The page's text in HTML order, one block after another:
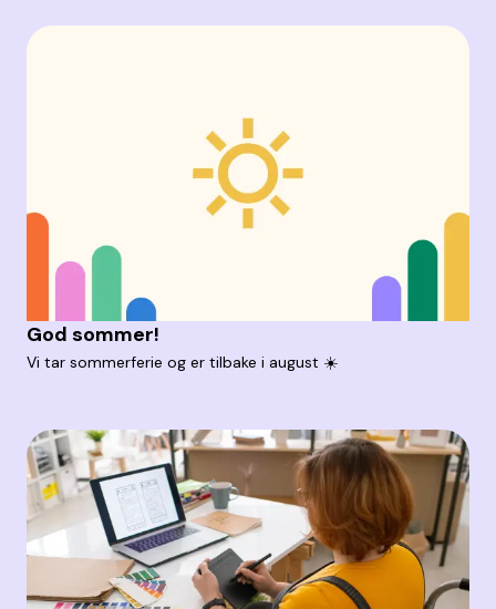
God sommer!
Vi tar sommerferie og er tilbake i august ☀️